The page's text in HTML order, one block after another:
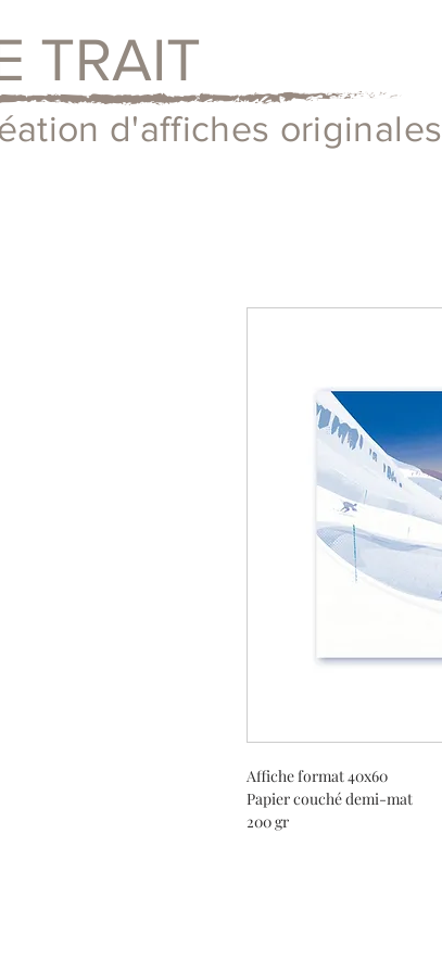
TRAIT
d'affiches originales
Affiche format 40x60
Papier couché demi-mat
200 gr